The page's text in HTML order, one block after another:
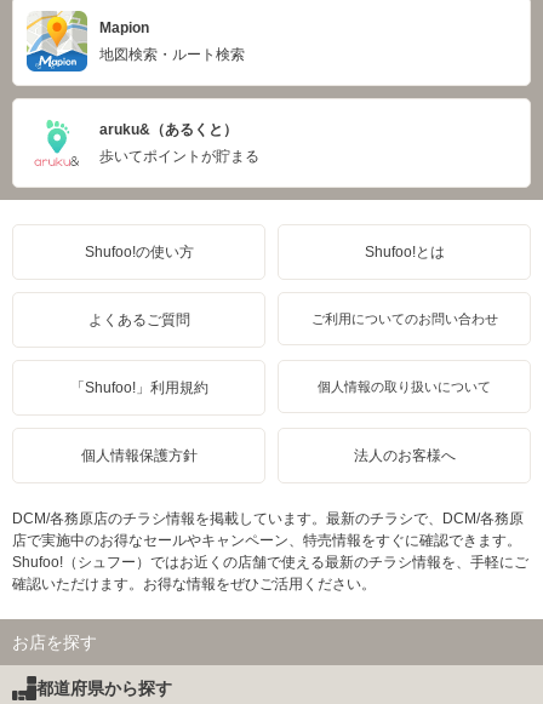
Mapion
地図検索・ルート検索
aruku&（あるくと）
歩いてポイントが貯まる
Shufoo!の使い方 Shufoo!とは
よくあるご質問 ご利用についてのお問い合わせ
「Shufoo!」利用規約 個人情報の取り扱いについて
個人情報保護方針 法人のお客様へ
DCM/各務原店のチラシ情報を掲載しています。最新のチラシで、DCM/各務原
店で実施中のお得なセールやキャンペーン、特売情報をすぐに確認できます。
Shufoo!（シュフー）ではお近くの店舗で使える最新のチラシ情報を、手軽にご
確認いただけます。お得な情報をぜひご活用ください。
お店を探す
都道府県から探す